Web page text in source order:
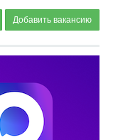
Добавить вакансию